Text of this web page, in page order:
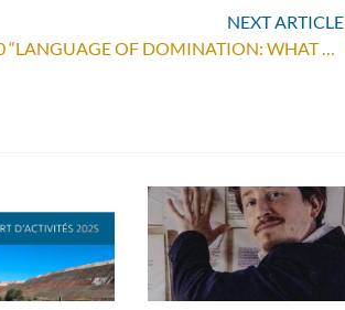
NEXT ARTICLE